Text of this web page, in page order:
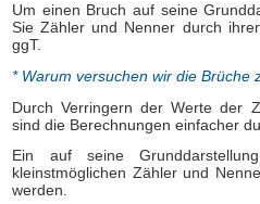
Um einen Bruch auf seine
Sie Zähler und Nenner durch
ggT.
* Warum versuchen wir die Brüche
Durch Verringern der Werte der
sind die Berechnungen einfacher
Ein auf seine
kleinstmöglichen Zähler und
werden.